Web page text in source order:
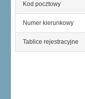
Kod pocztowy
Numer kierunkowy
Tablice rejestracyjne